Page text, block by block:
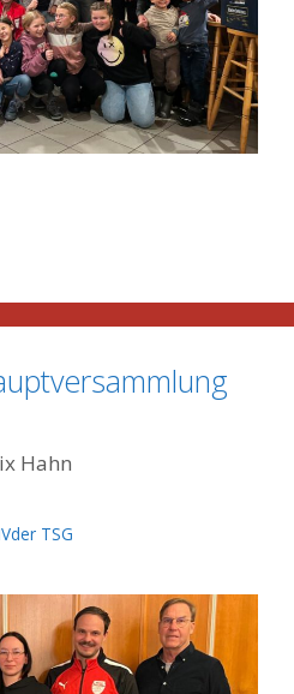
Hahn
TSG